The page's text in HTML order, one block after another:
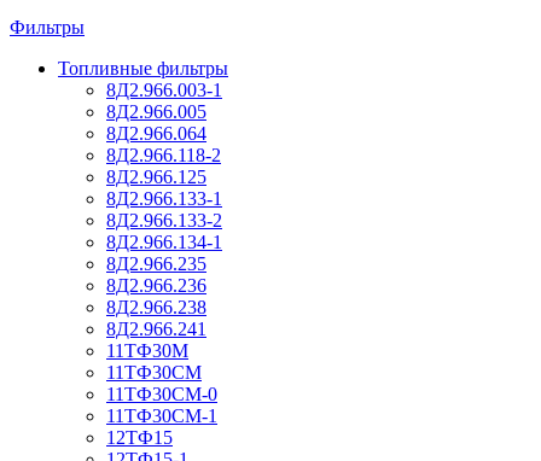
Фильтры
Топливные фильтры
8Д2.966.003-1
8Д2.966.005
8Д2.966.064
8Д2.966.118-2
8Д2.966.125
8Д2.966.133-1
8Д2.966.133-2
8Д2.966.134-1
8Д2.966.235
8Д2.966.236
8Д2.966.238
8Д2.966.241
11ТФ30М
11ТФ30СМ
11ТФ30СМ-0
11ТФ30СМ-1
12ТФ15